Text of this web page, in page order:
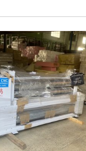
giải pháp tối ưu để nâng